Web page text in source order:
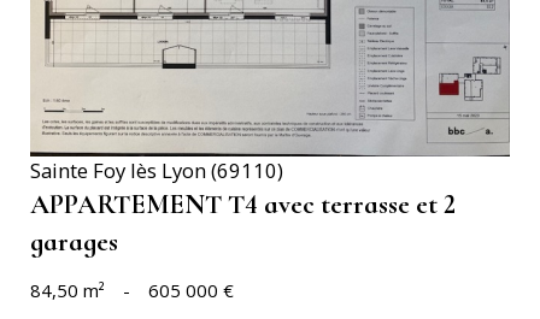
Sainte Foy lès Lyon (69110)
APPARTEMENT T4 avec terrasse et 2
garages
84,50 m² - 605 000 €